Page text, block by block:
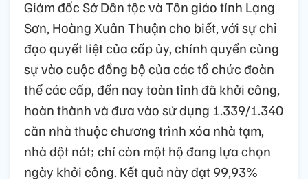
Giám đốc Sở Dân tộc và Tôn giáo tỉnh Lạng
Sơn, Hoàng Xuân Thuận cho biết, với sự chỉ
đạo quyết liệt của cấp ủy, chính quyền cùng
sự vào cuộc đồng bộ của các tổ chức đoàn
thể các cấp, đến nay toàn tỉnh đã khởi công,
hoàn thành và đưa vào sử dụng 1.339/1.340
căn nhà thuộc chương trình xóa nhà tạm,
nhà dột nát; chỉ còn một hộ đang lựa chọn
ngày khởi công. Kết quả này đạt 99,93%